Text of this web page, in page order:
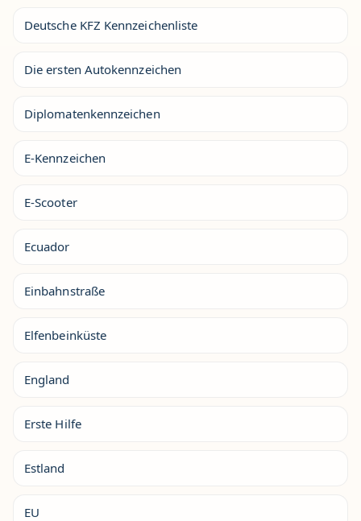
Deutsche KFZ Kennzeichenliste
Die ersten Autokennzeichen
Diplomatenkennzeichen
E-Kennzeichen
E-Scooter
Ecuador
Einbahnstraße
Elfenbeinküste
England
Erste Hilfe
Estland
EU